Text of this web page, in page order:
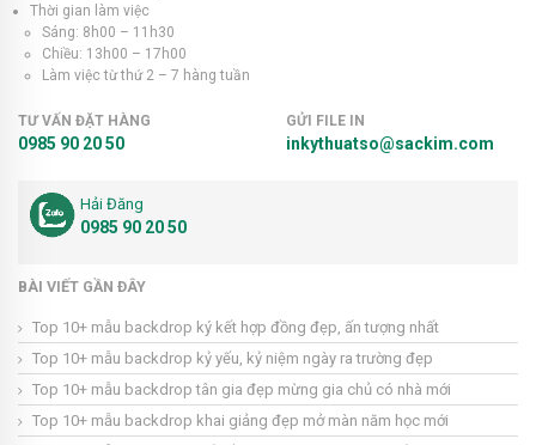
Thời gian làm việc
Sáng: 8h00 – 11h30
Chiều: 13h00 – 17h00
Làm việc từ thứ 2 – 7 hàng tuần
TƯ VẤN ĐẶT HÀNG
0985 90 20 50
GỬI FILE IN
inkythuatso@sackim.com
Hải Đăng
0985 90 20 50
BÀI VIẾT GẦN ĐÂY
Top 10+ mẫu backdrop ký kết hợp đồng đẹp, ấn tượng nhất
Top 10+ mẫu backdrop kỷ yếu, kỷ niệm ngày ra trường đẹp
Top 10+ mẫu backdrop tân gia đẹp mừng gia chủ có nhà mới
Top 10+ mẫu backdrop khai giảng đẹp mở màn năm học mới